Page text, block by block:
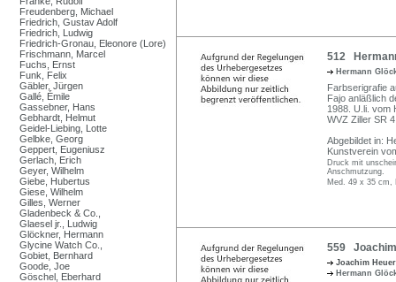
Freudenberg, Michael
Friedrich, Gustav Adolf
Friedrich, Ludwig
Friedrich-Gronau, Eleonore (Lore)
Frischmann, Marcel
Fuchs, Ernst
Funk, Felix
Gäbler, Jürgen
Gallé, Émile
Gassebner, Hans
Gebhardt, Helmut
Geidel-Liebing, Lotte
Gelbke, Georg
Geppert, Eugeniusz
Gerlach, Erich
Geyer, Wilhelm
Giebe, Hubertus
Giese, Wilhelm
Gilles, Werner
Gladenbeck & Co.,
Glaesel jr., Ludwig
Glöckner, Hermann
Glycine Watch Co.,
Gobiet, Bernhard
Goode, Joe
Göschel, Eberhard
512
Hermann
Farbserigrafie
Fajo anläßlich
1988. U.li. vom
WVZ Ziller SR
Abgebildet in:
Kunstverein
Druck mit
Anschmutzung.
Med. 49 x 35 cm,
559 Joachim
Joachim
Hermann